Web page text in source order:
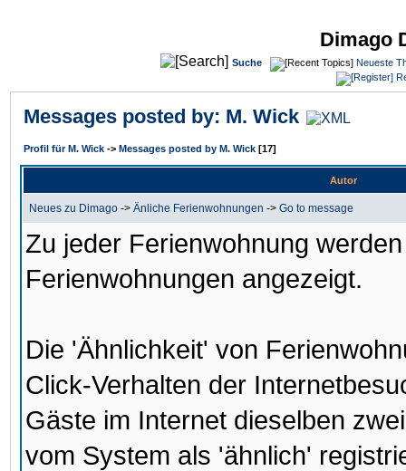
Dimago
Suche
Neueste
Messages posted by: M. Wick
Profil für M. Wick -> Messages posted by M. Wick [17]
Autor
Neues zu Dimago -> Änliche Ferienwohnungen -> Go to message
Zu jeder Ferienwohnung
Ferienwohnungen angezeigt.
Die 'Ähnlichkeit' von
Click-Verhalten der
Gäste im Internet dieselben
vom System als 'ähnlich'